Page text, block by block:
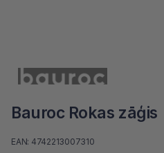
Bauroc Rokas zāģis
EAN: 4742213007310